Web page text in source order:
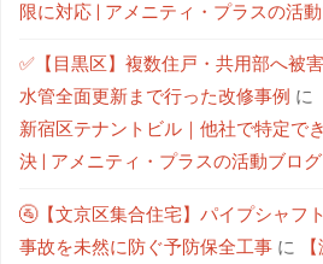
限に対応 | アメニティ・プラスの活
✅【目黒区】複数住戸・共用部へ被
水管全面更新まで行った改修事例 に
新宿区テナントビル｜他社で特定で
決 | アメニティ・プラスの活動ブログ
🚰【文京区集合住宅】パイプシャフ
事故を未然に防ぐ予防保全工事 に